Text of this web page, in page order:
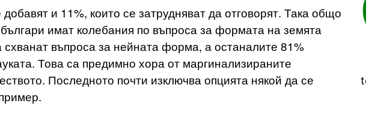
и 11%, които се затрудняват да отговорят. Така общо
имат колебания по въпроса за формата на земята
въпроса за нейната форма, а останалите 81%
Това са предимно хора от маргинализираните
Последното почти изключва опцията някой да се